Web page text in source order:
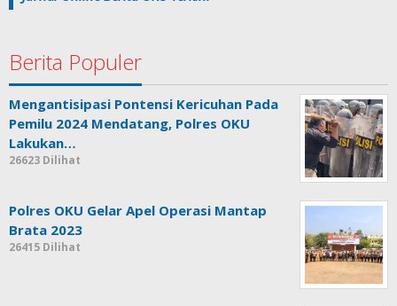
Berita Populer
Mengantisipasi Pontensi Kericuhan Pada
Pemilu 2024 Mendatang, Polres OKU
Lakukan…
26623 Dilihat
Polres OKU Gelar Apel Operasi Mantap
Brata 2023
26415 Dilihat